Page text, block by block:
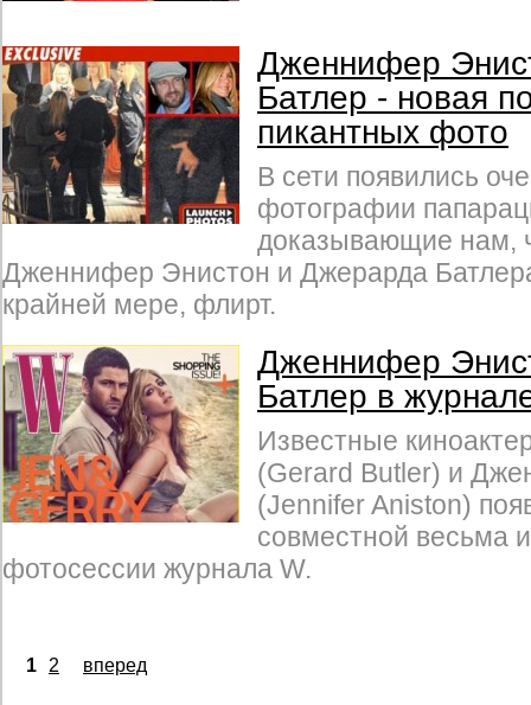
Дженнифер
Батлер - новая
пикантных фото
В сети появились
фотографии
доказывающие нам,
Дженнифер Энистон и Джерарда
крайней мере, флирт.
Дженнифер
Батлер в
Известные
(Gerard Butler) и
(Jennifer Aniston)
совместной весьма
фотосессии журнала W.
1 2 вперед